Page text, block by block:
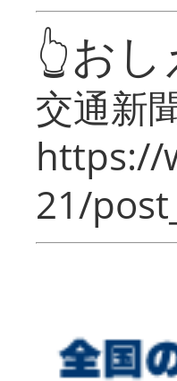
👆お
交通新
https://
21/